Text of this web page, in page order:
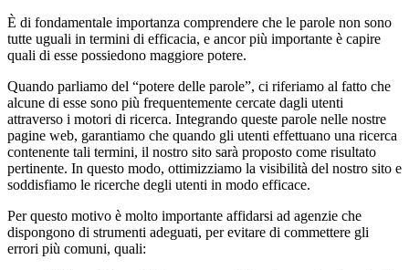
È di fondamentale importanza comprendere che le parole non sono
tutte uguali in termini di efficacia, e ancor più importante è capire
quali di esse possiedono maggiore potere.
Quando parliamo del “potere delle parole”, ci riferiamo al fatto che
alcune di esse sono più frequentemente cercate dagli utenti
attraverso i motori di ricerca. Integrando queste parole nelle nostre
pagine web, garantiamo che quando gli utenti effettuano una ricerca
contenente tali termini, il nostro sito sarà proposto come risultato
pertinente. In questo modo, ottimizziamo la visibilità del nostro sito e
soddisfiamo le ricerche degli utenti in modo efficace.
Per questo motivo è molto importante affidarsi ad agenzie che
dispongono di strumenti adeguati, per evitare di commettere gli
errori più comuni, quali: